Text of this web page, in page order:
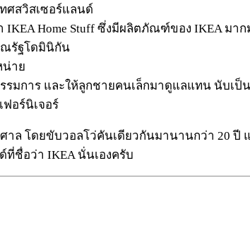
ศสวิสเซอร์แลนด์
IKEA Home Stuff ซึ่งมีผลิตภัณฑ์ของ IKEA มาก
ณรัฐโดมินิกัน
น่าย
มการ และให้ลูกชายคนเล็กมาดูแลแทน นับเป็
ฟอร์นิเจอร์
าล โดยขับวอลโว่คันเดียวกันมานานกว่า 20
ชื่อว่า IKEA นั่นเองครับ